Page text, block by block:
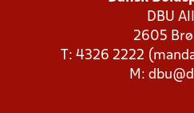
DBU
2605
T: 4326 2222
M: